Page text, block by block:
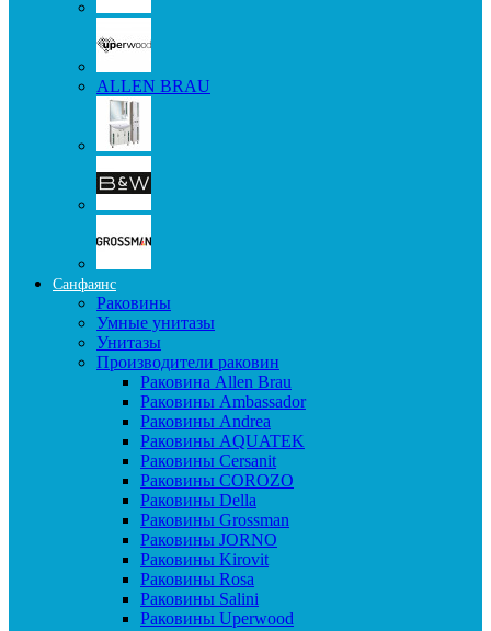
ALLEN BRAU
Санфаянс
Раковины
Умные унитазы
Унитазы
Производители раковин
Раковина Allen Brau
Раковины Ambassador
Раковины Andrea
Раковины AQUATEK
Раковины Cersanit
Раковины COROZO
Раковины Della
Раковины Grossman
Раковины JORNO
Раковины Kirovit
Раковины Rosa
Раковины Salini
Раковины Uperwood